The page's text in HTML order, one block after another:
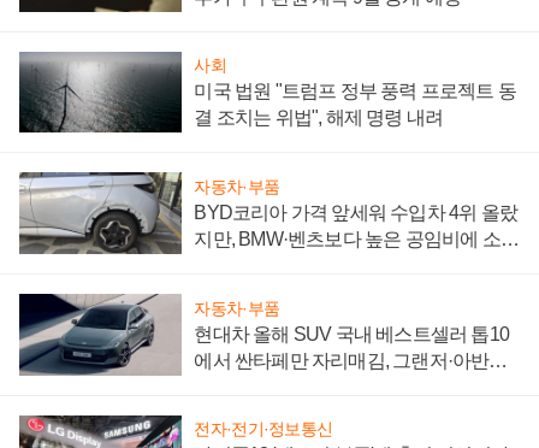
사회
미국 법원 "트럼프 정부 풍력 프로젝트 동
결 조치는 위법", 해제 명령 내려
자동차·부품
BYD코리아 가격 앞세워 수입차 4위 올랐
지만, BMW·벤츠보다 높은 공임비에 소비
자동차·부품
현대차 올해 SUV 국내 베스트셀러 톱10
에서 싼타페만 자리매김, 그랜저·아반떼
전자·전기·정보통신